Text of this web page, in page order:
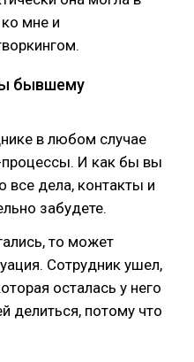
мне и
бывшему
в любом случае
процессы. И как бы вы
все дела, контакты и
забудете.
то может
Сотрудник ушел,
осталась у него
делиться, потому что